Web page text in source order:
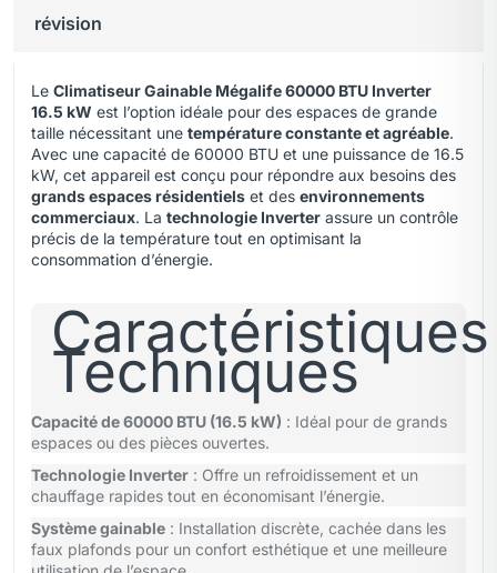
révision
Le Climatiseur Gainable Mégalife 60000 BTU Inverter
16.5 kW est l’option idéale pour des espaces de grande
taille nécessitant une température constante et agréable.
Avec une capacité de 60000 BTU et une puissance de 16.5
kW, cet appareil est conçu pour répondre aux besoins des
grands espaces résidentiels et des environnements
commerciaux. La technologie Inverter assure un contrôle
précis de la température tout en optimisant la
consommation d’énergie.
Caractéristiques
Techniques
Capacité de 60000 BTU (16.5 kW) : Idéal pour de grands
espaces ou des pièces ouvertes.
Technologie Inverter : Offre un refroidissement et un
chauffage rapides tout en économisant l’énergie.
Système gainable : Installation discrète, cachée dans les
faux plafonds pour un confort esthétique et une meilleure